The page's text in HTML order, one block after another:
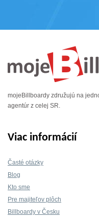
mojeBillboardy združujú na
agentúr z celej SR.
Viac informácií
Časté otázky
Blog
Kto sme
Pre majiteľov plôch
Billboardy v Česku